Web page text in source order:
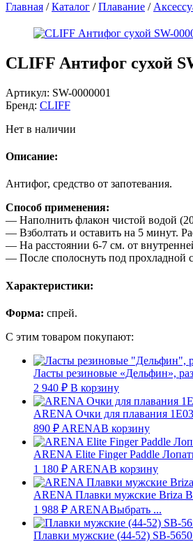
Главная /Каталог /Плавание /
CLIFF Антифог сухой
Артикул: SW-0000001
Бренд: CLIFF
Нет в наличии
Описание:
Антифог, средство от запотевания.
Способ применения:
— Наполнить флакон чистой водой
— Взболтать и оставить на 5 минут.
— На расстоянии 6-7 см. от
— После сполоснуть под прохладной
Характеристики:
Форма: спрей.
С этим товаром покупают:
Ласты резиновые «Дельфин»,
2 940 ₽ В корзину
ARENA Очки для плавания
890 ₽ ARENAВ корзину
ARENA Elite Finger Paddle
1 180 ₽ ARENAВ корзину
ARENA Плавки мужские Briza
1 988 ₽ ARENAВыбрать ...
Плавки мужские (44-52) SB-